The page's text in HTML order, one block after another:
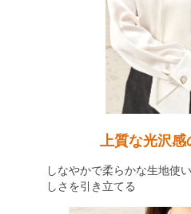
上質な光沢感
しなやかで柔らかな生地使
しさを引き立てる